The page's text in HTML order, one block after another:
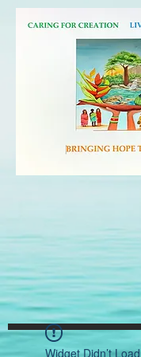
Widget Didn’t Load